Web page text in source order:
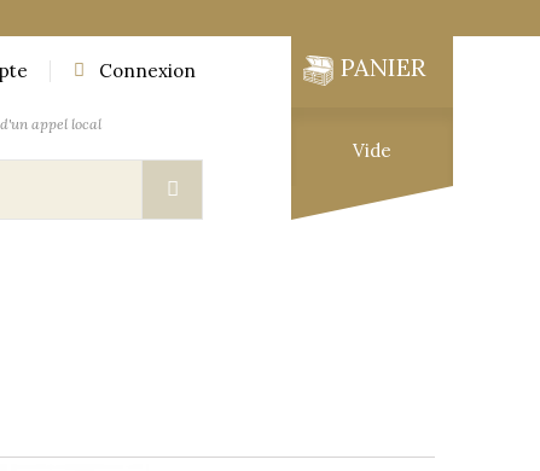
PANIER
Vide
Connexion
appel local